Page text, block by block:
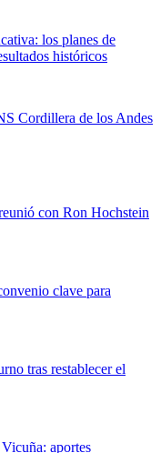
los planes de
históricos
Cordillera de los Andes
con Ron Hochstein
clave para
tras restablecer el
aportes